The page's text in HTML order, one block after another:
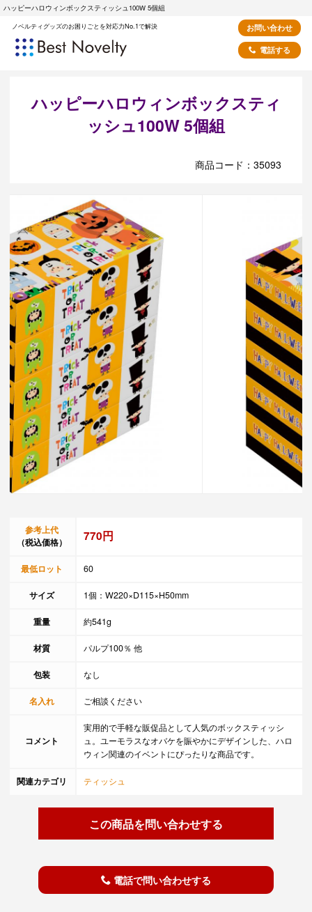
ハッピーハロウィンボックスティッシュ100W 5個組
ノベルティグッズのお困りごとを対応力No.1で解決
お問い合わせ
電話する
ハッピーハロウィンボックスティ
ッシュ100W 5個組
商品コード：35093
参考上代
（税込価格）
770円
最低ロット 60
サイズ 1個：W220×D115×H50mm
重量 約541g
材質 パルプ100％ 他
包装 なし
名入れ ご相談ください
コメント
実用的で手軽な販促品として人気のボックスティッシ
ュ。ユーモラスなオバケを賑やかにデザインした、ハロ
ウィン関連のイベントにぴったりな商品です。
関連カテゴリ ティッシュ
この商品を問い合わせする
電話で問い合わせする